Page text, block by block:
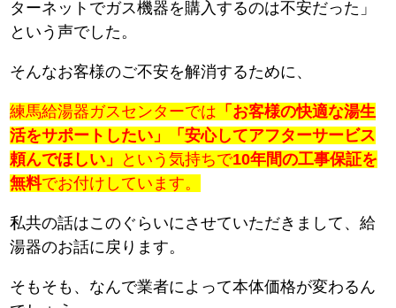
ターネットでガス機器を購入するのは不安だった」
という声でした。
そんなお客様のご不安を解消するために、
練馬給湯器ガスセンターでは 「お客様の快適な湯生
活をサポートしたい」「安心してアフターサービス
頼んでほしい」
という気持ちで10年間の工事保証を
無料でお付けしています。
私共の話はこのぐらいにさせていただきまして、給
湯器のお話に戻ります。
そもそも、なんで業者によって本体価格が変わるん